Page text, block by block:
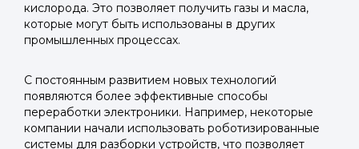
кислорода. Это позволяет получить газы и масла,
которые могут быть использованы в других
промышленных процессах.
С постоянным развитием новых технологий
появляются более эффективные способы
переработки электроники. Например, некоторые
компании начали использовать роботизированные
системы для разборки устройств, что позволяет